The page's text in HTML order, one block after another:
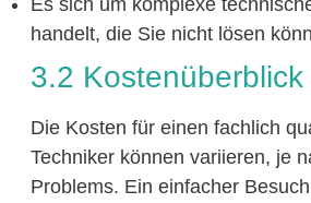
handelt, die Sie nicht lösen
3.2 Kostenüberblick
Die Kosten für einen fachlich
Techniker können variieren, je
Problems. Ein einfacher